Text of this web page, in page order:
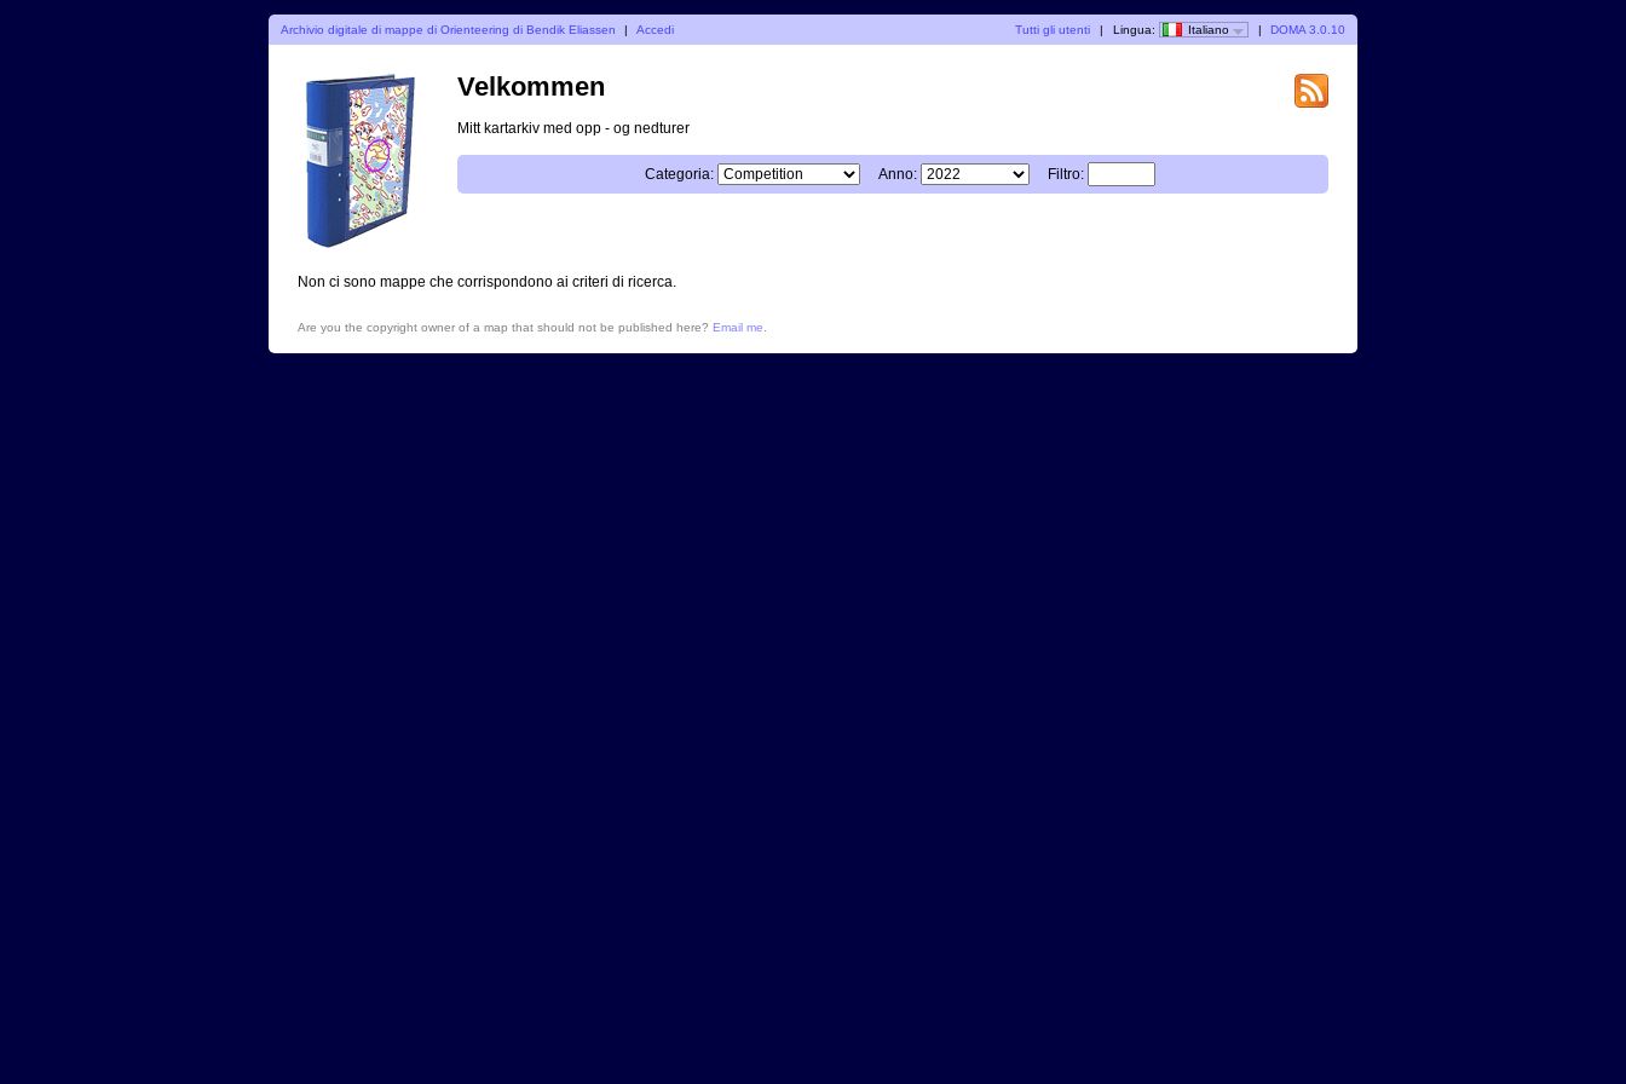
Archivio digitale di mappe di Orienteering di Bendik Eliassen | Accedi Tutti gli utenti | Lingua: Italiano | DOMA 3.0.10
Velkommen
Mitt kartarkiv med opp - og nedturer
Categoria: Anno: Filtro:
Non ci sono mappe che corrispondono ai criteri di ricerca.
Are you the copyright owner of a map that should not be published here? Email me